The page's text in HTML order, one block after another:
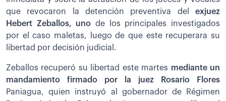
que revocaron la detención preventiva del exjuez
Hebert Zeballos, uno de los principales investigados
por el caso maletas, luego de que este recuperara su
libertad por decisión judicial.
Zeballos recuperó su libertad este martes mediante un
mandamiento firmado por la juez Rosario Flores
Paniagua, quien instruyó al gobernador de Régimen